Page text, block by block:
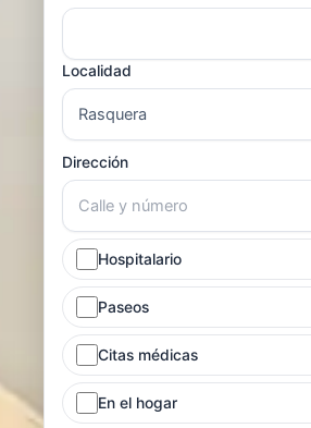
Localidad
Dirección
Hospitalario
Paseos
Citas médicas
En el hogar